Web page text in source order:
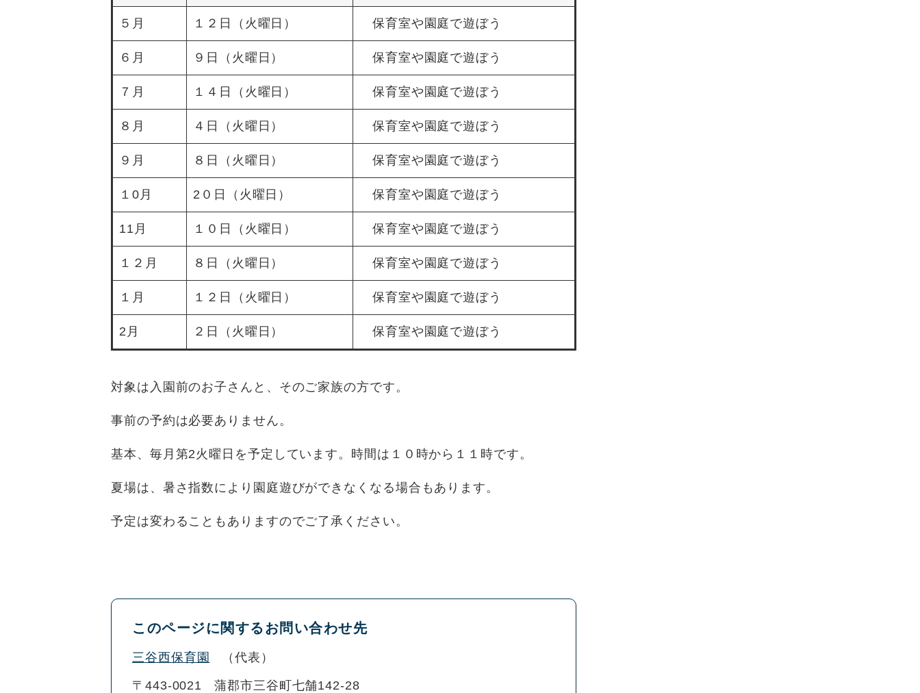
５月 １２日（火曜日） 保育室や園庭で遊ぼう
６月 ９日（火曜日） 保育室や園庭で遊ぼう
７月 １４日（火曜日） 保育室や園庭で遊ぼう
８月 ４日（火曜日） 保育室や園庭で遊ぼう
９月 ８日（火曜日） 保育室や園庭で遊ぼう
１0月 2０日（火曜日） 保育室や園庭で遊ぼう
11月 １０日（火曜日） 保育室や園庭で遊ぼう
１２月 ８日（火曜日） 保育室や園庭で遊ぼう
１月 １２日（火曜日） 保育室や園庭で遊ぼう
2月 ２日（火曜日） 保育室や園庭で遊ぼう
対象は入園前のお子さんと、そのご家族の方です。
事前の予約は必要ありません。
基本、毎月第2火曜日を予定しています。時間は１０時から１１時です。
夏場は、暑さ指数により園庭遊びができなくなる場合もあります。
予定は変わることもありますのでご了承ください。
このページに関するお問い合わせ先
三谷西保育園 代表
〒443-0021
蒲郡市三谷町七舗142-28